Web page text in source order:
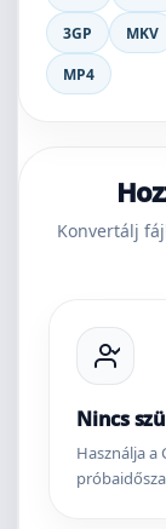
3GP
MKV
MP4
Konvertálj
Nincs
Használja